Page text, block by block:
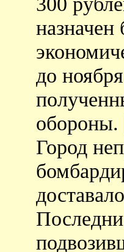
до
обороны.
Город